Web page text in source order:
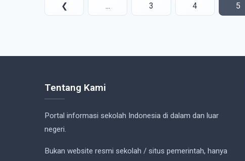
❮ ... 3 4 5
Tentang Kami
Portal informasi sekolah Indonesia di dalam dan luar
negeri.
Bukan website resmi sekolah / situs pemerintah, hanya